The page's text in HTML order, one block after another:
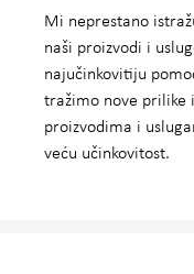
Mi neprestano
naši proizvodi i
najučinkovitiju
tražimo nove prilike
proizvodima i
veću učinkovitost.